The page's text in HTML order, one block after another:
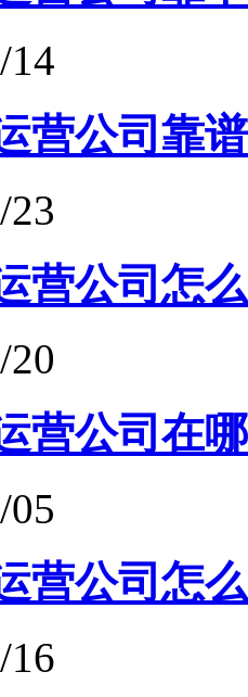
14
营公司靠
23
营公司怎
20
营公司在
05
营公司怎
16